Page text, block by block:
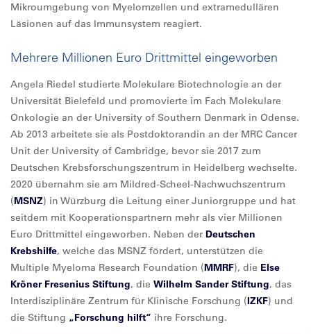
Mikroumgebung von Myelomzellen und extramedullären
Läsionen auf das Immunsystem reagiert.
Mehrere Millionen Euro Drittmittel eingeworben
Angela Riedel studierte Molekulare Biotechnologie an der
Universität Bielefeld und promovierte im Fach Molekulare
Onkologie an der University of Southern Denmark in Odense.
Ab 2013 arbeitete sie als Postdoktorandin an der MRC Cancer
Unit der University of Cambridge, bevor sie 2017 zum
Deutschen Krebsforschungszentrum in Heidelberg wechselte.
2020 übernahm sie am Mildred-Scheel-Nachwuchszentrum
(MSNZ) in Würzburg die Leitung einer Juniorgruppe und hat
seitdem mit Kooperationspartnern mehr als vier Millionen
Euro Drittmittel eingeworben. Neben derDeutschen
Krebshilfe, welche das MSNZ fördert, unterstützen die
Multiple Myeloma Research Foundation (MMRF), die Else
Kröner Fresenius Stiftung, die Wilhelm Sander Stiftung, das
Interdisziplinäre Zentrum für Klinische Forschung (IZKF) und
die Stiftung „Forschung hilft“ ihre Forschung.